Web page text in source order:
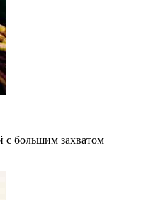
с большим захватом